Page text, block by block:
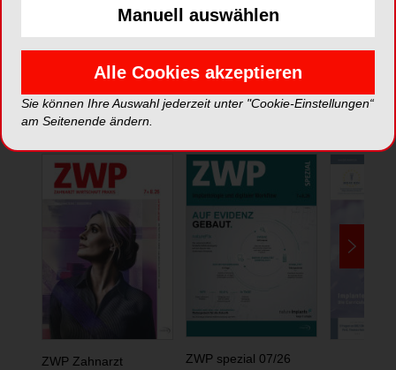
ePaper
ZWP Zahnarzt
ZWP spezial 07/26
Manuell auswählen
Alle Cookies akzeptieren
Sie können Ihre Auswahl jederzeit unter "Cookie-Einstellungen“
am Seitenende ändern.